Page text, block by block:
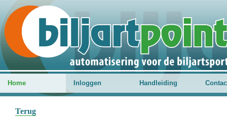
Home Inloggen Handleiding
Terug